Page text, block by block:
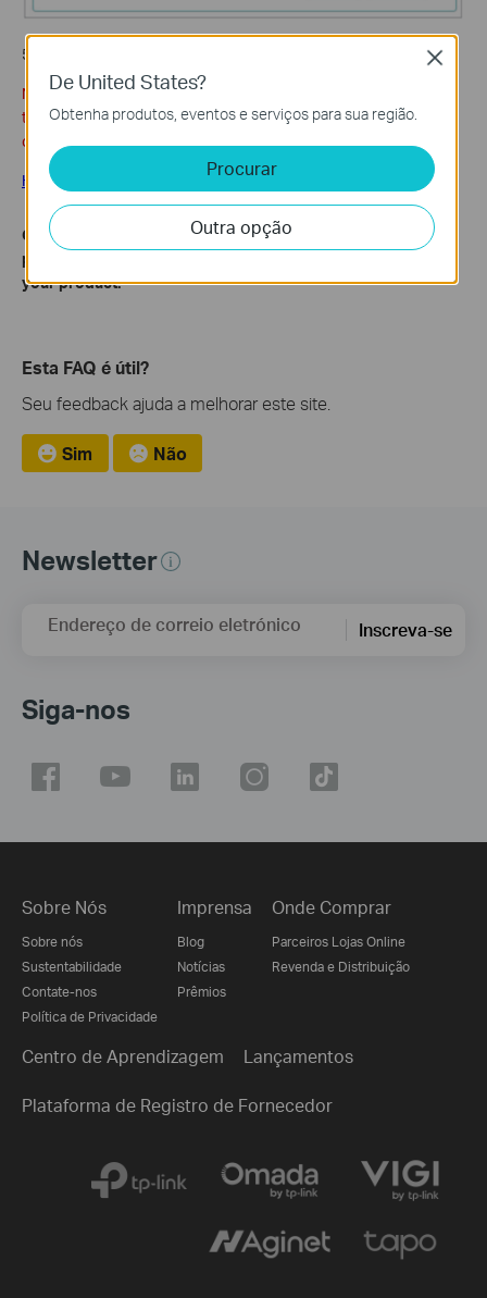
5. Click
Note: This feature takes effect based on the router’s system
time. Please make sure you have configured the system time
correctly. You can refer to
How to set up System Time on TL-MR3020 (new logo)?
Get to know more details of each function and configuration
please go to
your product.
Esta FAQ é útil?
Seu feedback ajuda a melhorar este site.
Sim Não
Newsletter
Endereço de correio eletrónico Inscreva-se
Siga-nos
Sobre Nós
Sobre nós
Sustentabilidade
Contate-nos
Política de Privacidade
Imprensa
Blog
Notícias
Prêmios
Onde Comprar
Parceiros Lojas Online
Revenda e Distribuição
Centro de Aprendizagem Lançamentos
Plataforma de Registro de Fornecedor
De United States?
Obtenha produtos, eventos e serviços para sua região.
Procurar
Outra opção
Close